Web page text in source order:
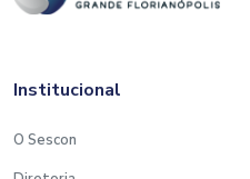
Institucional
O Sescon